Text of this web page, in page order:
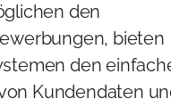
den
bieten
den
Kundendaten